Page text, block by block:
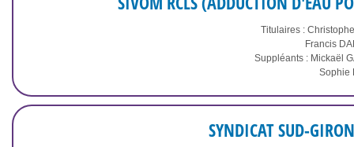
Titulaires :
Francis
Suppléants : Mickaël
Sophie
SYNDICAT SUD-